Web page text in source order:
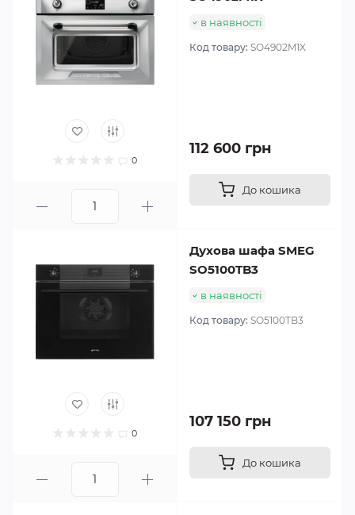
0
в наявності
Код товару: SO4902M1X
112 600 грн
До кошика
0
Духова шафа SMEG
SO5100TB3
в наявності
Код товару: SO5100TB3
107 150 грн
До кошика